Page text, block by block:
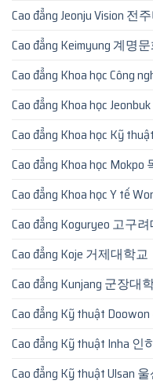
Cao đẳng Jeonju Vision 전
Cao đẳng Keimyung 계명
Cao đẳng Khoa học Công
Cao đẳng Khoa học
Cao đẳng Khoa học Kỹ
Cao đẳng Khoa học
Cao đẳng Khoa học Y tế
Cao đẳng Koguryeo 고구
Cao đẳng Koje 거제대학교
Cao đẳng Kunjang 군장대
Cao đẳng Kỹ thuật
Cao đẳng Kỹ thuật Inha
Cao đẳng Kỹ thuật Ulsan